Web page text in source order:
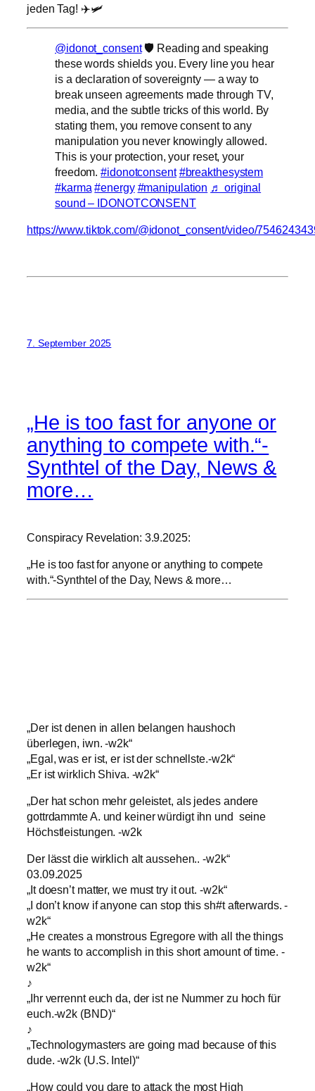
jeden Tag! ✈️🛩
@idonot_consent🛡️ Reading and speaking
these words shields you. Every line you hear
is a declaration of sovereignty — a way to
break unseen agreements made through TV,
media, and the subtle tricks of this world. By
stating them, you remove consent to any
manipulation you never knowingly allowed.
This is your protection, your reset, your
freedom.#idonotconsent #breakthesystem
#karma #energy #manipulation ♬ original
sound – IDONOTCONSENT
https://www.tiktok.com/@idonot_consent/video/
7. September 2025
„He is too fast for anyone or
anything to compete with.“-
Synthtel of the Day, News &
more…
Conspiracy Revelation: 3.9.2025:
„He is too fast for anyone or anything to compete
with.“-Synthtel of the Day, News & more…
„Der ist denen in allen belangen haushoch
überlegen, iwn. -w2k“
„Egal, was er ist, er ist der schnellste.-w2k“
„Er ist wirklich Shiva. -w2k“
„Der hat schon mehr geleistet, als jedes andere
gottrdammte A. und keiner würdigt ihn und seine
Höchstleistungen. -w2k
Der lässt die wirklich alt aussehen.. -w2k“
03.09.2025
„It doesn’t matter, we must try it out. -w2k“
„I don’t know if anyone can stop this sh#t afterwards. -
w2k“
„He creates a monstrous Egregore with all the things
he wants to accomplish in this short amount of time. -
w2k“
♪
„Ihr verrennt euch da, der ist ne Nummer zu hoch für
euch.-w2k (BND)“
♪
„Technologymasters are going mad because of this
dude. -w2k (U.S. Intel)“
„How could you dare to attack the most High